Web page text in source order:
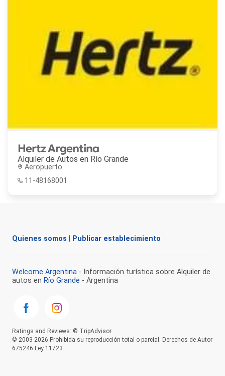
Hertz Argentina
Alquiler de Autos en Río Grande
Aeropuerto
11-48168001
Quienes somos Publicar establecimiento
Welcome Argentina - Información turística sobre Alquiler de
autos en Río Grande - Argentina
Ratings and Reviews: © TripAdvisor
© 2003-2026 Prohibida su reproducción total o parcial. Derechos de Autor
675246 Ley 11723